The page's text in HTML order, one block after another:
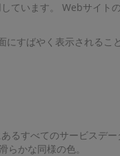
います。 Webサイト
すばやく表示されるこ
るすべてのサービスデ
かな同様の色。